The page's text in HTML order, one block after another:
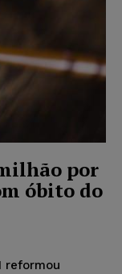
por
óbito do
reformou